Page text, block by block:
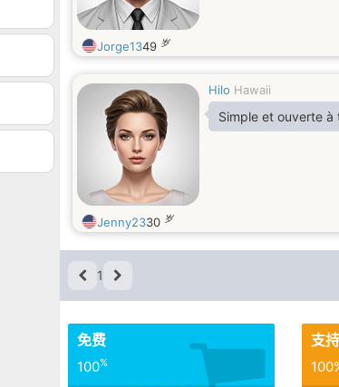
Jorge1349 岁
Hilo Hawaii
Simple et ouverte à
Jenny2330 岁
1
免费
100%
支持